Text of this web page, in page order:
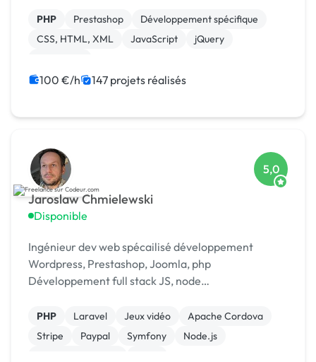
PHP Prestashop
Développement spécifique
CSS, HTML, XML
JavaScript
jQuery
100 €/h 147 projets réalisés
Jaroslaw Chmielewski
Disponible
5,0
Ingénieur dev web spécailisé développement
Wordpress, Prestashop, Joomla, php
Développement full stack JS, node
chat temp réel : [URL MASQUÉE], webrtc
PHP Laravel Jeux vidéo
Apache Cordova
Stripe
Paypal Symfony
Node.js